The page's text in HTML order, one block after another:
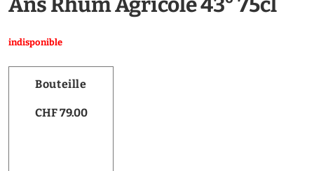
indisponible
Bouteille
CHF 79.00